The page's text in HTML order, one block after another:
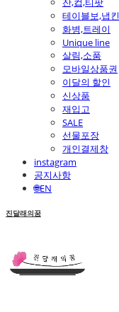
테이블보,냅킨
화병,트레이
Unique line
살림,소품
모바일상품권
이달의 할인
신상품
재입고
SALE
선물포장
개인결제창
instagram
공지사항
🌐EN
진달래의꿈